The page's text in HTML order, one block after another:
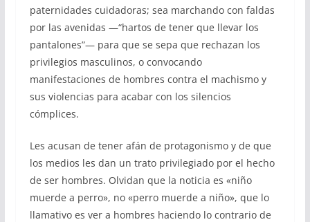
paternidades cuidadoras; sea marchando con faldas
por las avenidas —“hartos de tener que llevar los
pantalones”— para que se sepa que rechazan los
privilegios masculinos, o convocando
manifestaciones de hombres contra el machismo y
sus violencias para acabar con los silencios
cómplices.
Les acusan de tener afán de protagonismo y de que
los medios les dan un trato privilegiado por el hecho
de ser hombres. Olvidan que la noticia es «niño
muerde a perro», no «perro muerde a niño», que lo
llamativo es ver a hombres haciendo lo contrario de